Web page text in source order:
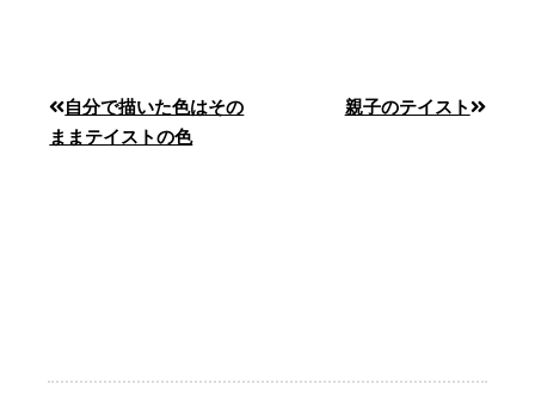
自分で描いた色はその
ままテイストの色
親子のテイスト